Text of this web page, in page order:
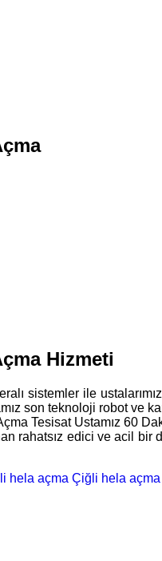
Hizmeti
sistemler ile
son teknoloji robot ve
Tesisat Ustamız 60
rahatsız edici ve acil
hela açma Çiğli hela açma